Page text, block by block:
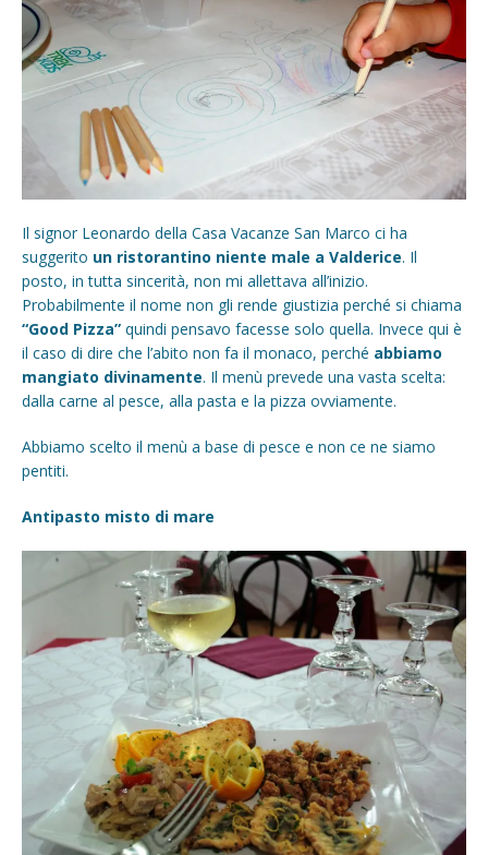
Il signor Leonardo della Casa Vacanze San Marco ci ha
suggerito un ristorantino niente male a Valderice. Il
posto, in tutta sincerità, non mi allettava all’inizio.
Probabilmente il nome non gli rende giustizia perché si chiama
“Good Pizza” quindi pensavo facesse solo quella. Invece qui è
il caso di dire che l’abito non fa il monaco, perché abbiamo
mangiato divinamente. Il menù prevede una vasta scelta:
dalla carne al pesce, alla pasta e la pizza ovviamente.
Abbiamo scelto il menù a base di pesce e non ce ne siamo
pentiti.
Antipasto misto di mare